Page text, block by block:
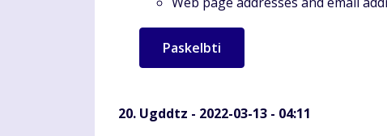
Ugddtz - 2022-03-13 - 04:11